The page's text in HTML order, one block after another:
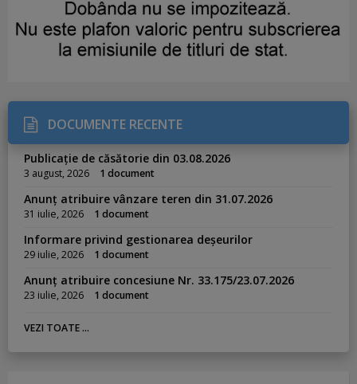
DOCUMENTE RECENTE
Publicație de căsătorie din 03.08.2026
3 august, 2026 1 document
Anunț atribuire vânzare teren din 31.07.2026
31 iulie, 2026 1 document
Informare privind gestionarea deșeurilor
29 iulie, 2026 1 document
Anunț atribuire concesiune Nr. 33.175/23.07.2026
23 iulie, 2026 1 document
VEZI TOATE ...